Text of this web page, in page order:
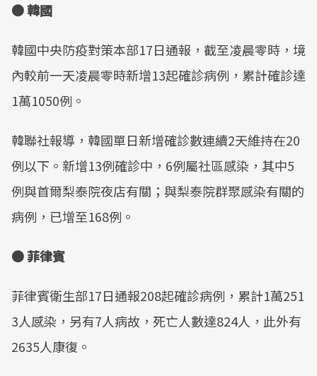
● 韓國
韓國中央防疫對策本部17日通報，截至凌晨零時，境
內較前一天凌晨零時新增13起確診病例，累計確診達
1萬1050例。
韓聯社報導，韓國單日新增確診數連續2天維持在20
例以下。新增13例確診中，6例屬社區感染，其中5
例與首爾梨泰院夜店有關；與梨泰院群聚感染有關的
病例，已增至168例。
● 菲律賓
菲律賓衛生部17日通報208起確診病例，累計1萬251
3人感染，另有7人病故，死亡人數達824人，此外有
2635人康復。